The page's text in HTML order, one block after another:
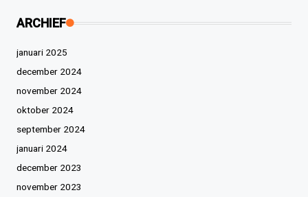
ARCHIEF
januari 2025
december 2024
november 2024
oktober 2024
september 2024
januari 2024
december 2023
november 2023